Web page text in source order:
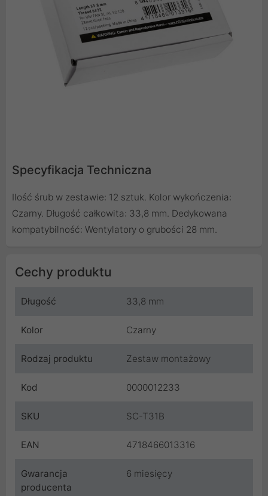
Specyfikacja Techniczna
Ilość śrub w zestawie: 12 sztuk. Kolor wykończenia:
Czarny. Długość całkowita: 33,8 mm. Dedykowana
kompatybilność: Wentylatory o grubości 28 mm.
Cechy produktu
Długość 33,8 mm
Kolor Czarny
Rodzaj produktu Zestaw montażowy
Kod 0000012233
SKU SC-T31B
EAN 4718466013316
Gwarancja
producenta
6 miesięcy